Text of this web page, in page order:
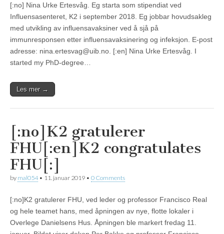
[:no] Nina Urke Ertesvåg. Eg starta som stipendiat ved
Influensasenteret, K2 i september 2018. Eg jobbar hovudsakleg
med utvikling av influensavaksiner ved å sjå på
immunresponsen etter influensavaksinering og infeksjon. E-post
adresse: nina.ertesvag@uib.no. [:en] Nina Urke Ertesvåg. I
started my PhD-degree…
Les mer →
[:no]K2 gratulerer
FHU[:en]K2 congratulates
FHU[:]
by mal054• 11. januar 2019 • 0 Comments
[:no]K2 gratulerer FHU, ved leder og professor Francisco Real
og hele teamet hans, med åpningen av nye, flotte lokaler i
Overlege Danielsens Hus. Åpningen ble markert fredag 11.